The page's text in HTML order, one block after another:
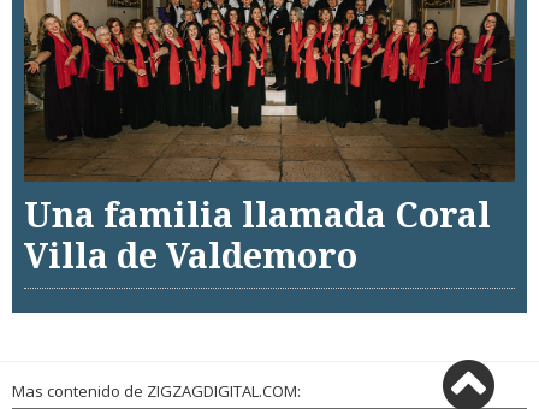
Una familia llamada Coral
Villa de Valdemoro
Mas contenido de ZIGZAGDIGITAL.COM: